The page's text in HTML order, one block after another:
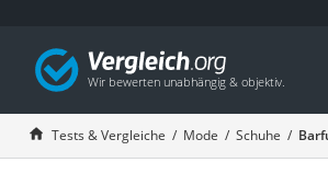
Tests & Vergleiche Mode Schuhe